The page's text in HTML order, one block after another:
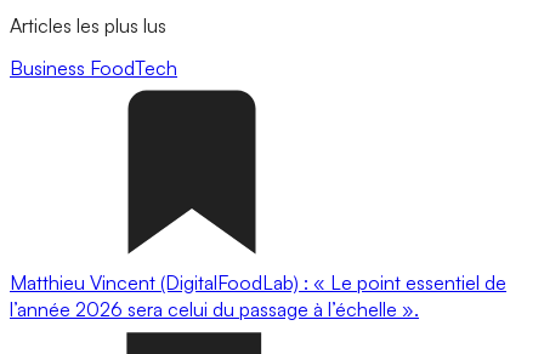
Articles les plus lus
Business FoodTech
Matthieu Vincent (DigitalFoodLab) : « Le point essentiel de
l’année 2026 sera celui du passage à l’échelle ».